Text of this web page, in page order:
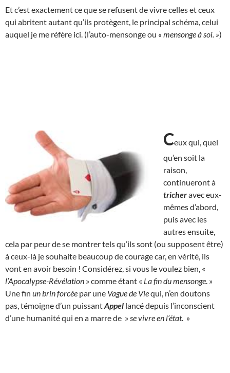
Et c’est exactement ce que se refusent de vivre celles et ceux
qui abritent autant qu’ils protègent, le principal schéma, celui
auquel je me réfère ici. (l’auto-mensonge ou « mensonge à soi. »)
Ceux qui, quel
qu’en soit la
raison,
continueront à
tricheravec eux-
mêmes d’abord,
puis avec les
autres ensuite,
cela par peur de se montrer tels qu’ils sont (ou supposent être)
à ceux-là je souhaite beaucoup de courage car, en vérité, ils
vont en avoir besoin ! Considérez, si vous le voulez bien, «
l’Apocalypse-Révélation » comme étant « La fin du mensonge . »
Une fin un brin forcée par une Vague de Viequi, n’en doutons
pas, témoigne d’un puissantAppel lancé depuis l’inconscient
d’une humanité qui en a marre de » se vivre en l’état. »